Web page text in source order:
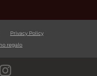
Privacy Policy
regalo